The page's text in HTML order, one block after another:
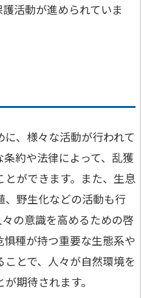
活動が進められていま
、様々な活動が行われて
約や法律によって、乱獲
ができます。また、生息
野生化などの活動も行
の意識を高めるための啓
種が持つ重要な生態系や
とで、人々が自然環境を
期待されます。